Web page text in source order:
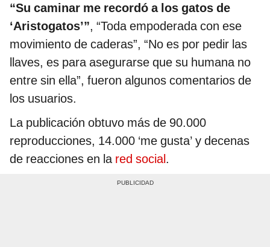
“Su caminar me recordó a los gatos de
‘Aristogatos’”, “Toda empoderada con ese
movimiento de caderas”, “No es por pedir las
llaves, es para asegurarse que su humana no
entre sin ella”, fueron algunos comentarios de
los usuarios.
La publicación obtuvo más de 90.000
reproducciones, 14.000 ‘me gusta’ y decenas
de reacciones en la red social.